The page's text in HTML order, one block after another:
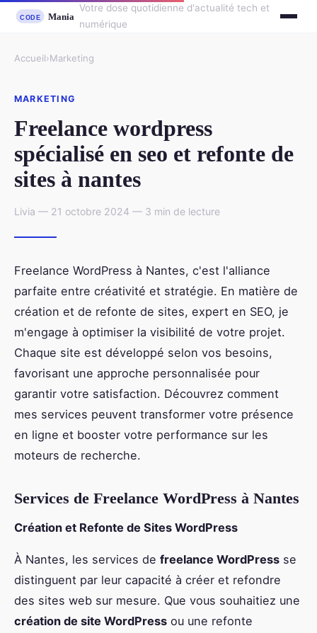
Votre dose quotidienne d'actualité tech et
numérique
Accueil›Marketing
MARKETING
Freelance wordpress
spécialisé en seo et refonte de
sites à nantes
Livia — 21 octobre 2024 — 3 min de lecture
Freelance WordPress à Nantes, c'est l'alliance
parfaite entre créativité et stratégie. En matière de
création et de refonte de sites, expert en SEO, je
m'engage à optimiser la visibilité de votre projet.
Chaque site est développé selon vos besoins,
favorisant une approche personnalisée pour
garantir votre satisfaction. Découvrez comment
mes services peuvent transformer votre présence
en ligne et booster votre performance sur les
moteurs de recherche.
Services de Freelance WordPress à Nantes
Création et Refonte de Sites WordPress
À Nantes, les services de freelance WordPress se
distinguent par leur capacité à créer et refondre
des sites web sur mesure. Que vous souhaitiez une
création de site WordPress ou une refonte